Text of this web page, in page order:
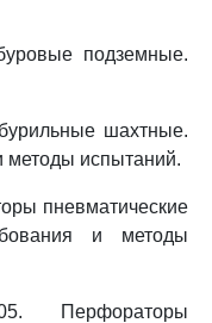
подземные.
шахтные.
методы испытаний.
пневматические
и методы
Перфораторы